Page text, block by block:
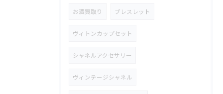
お酒買取り ブレスレット
ヴィトンカップセット
シャネルアクセサリー
ヴィンテージシャネル